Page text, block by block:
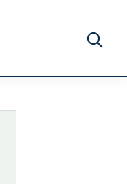
Buscar